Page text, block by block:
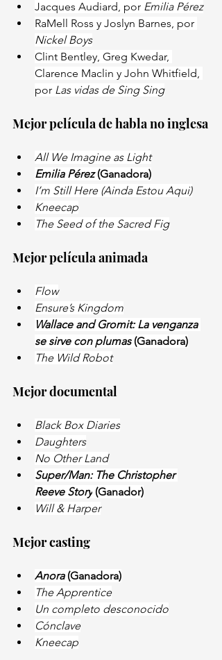
Jacques Audiard, por Emilia Pérez
RaMell Ross y Joslyn Barnes, por
Nickel Boys
Clint Bentley, Greg Kwedar,
Clarence Maclin y John Whitfield,
por Las vidas de Sing Sing
Mejor película de habla no inglesa
All We Imagine as Light
Emilia Pérez (Ganadora)
I’m Still Here (Ainda Estou Aqui)
Kneecap
The Seed of the Sacred Fig
Mejor película animada
Flow
Ensure’s Kingdom
Wallace and Gromit: La venganza
se sirve con plumas (Ganadora)
The Wild Robot
Mejor documental
Black Box Diaries
Daughters
No Other Land
Super/Man: The Christopher
Reeve Story (Ganador)
Will & Harper
Mejor casting
Anora (Ganadora)
The Apprentice
Un completo desconocido
Cónclave
Kneecap